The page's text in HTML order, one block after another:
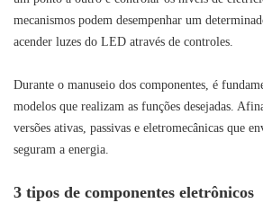
mecanismos podem desempenhar um
acender luzes do LED através de controles.
Durante o manuseio dos componentes, é
modelos que realizam as funções desejadas.
versões ativas, passivas e eletromecânicas que
seguram a energia.
3 tipos de componentes eletrônicos